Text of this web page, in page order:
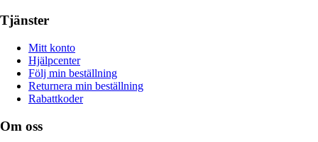
Tjänster
Mitt konto
Hjälpcenter
Följ min beställning
Returnera min beställning
Rabattkoder
Om oss